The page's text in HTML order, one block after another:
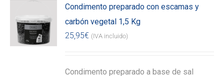
Condimento preparado con escamas y
carbón vegetal 1,5 Kg
25,95€ (IVA incluido)
Condimento preparado a base de sal